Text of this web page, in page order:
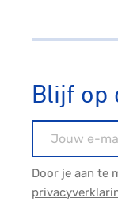
Blijf op
Door je aan te